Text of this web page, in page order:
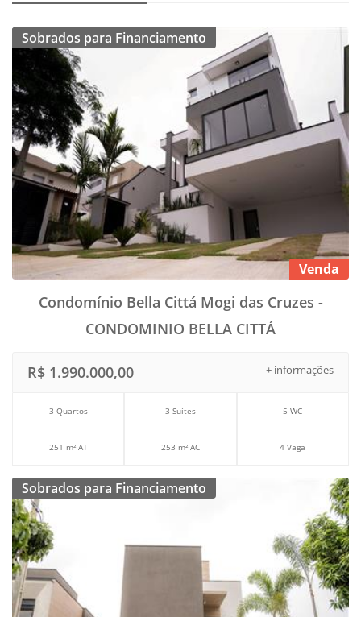
Sobrados para Financiamento
Venda
Condomínio Bella Cittá Mogi das Cruzes -
CONDOMINIO BELLA CITTÁ
+ informações
R$ 1.990.000,00
3 Quartos 3 Suítes 5 WC
251 m² AT 253 m² AC 4 Vaga
Sobrados para Financiamento